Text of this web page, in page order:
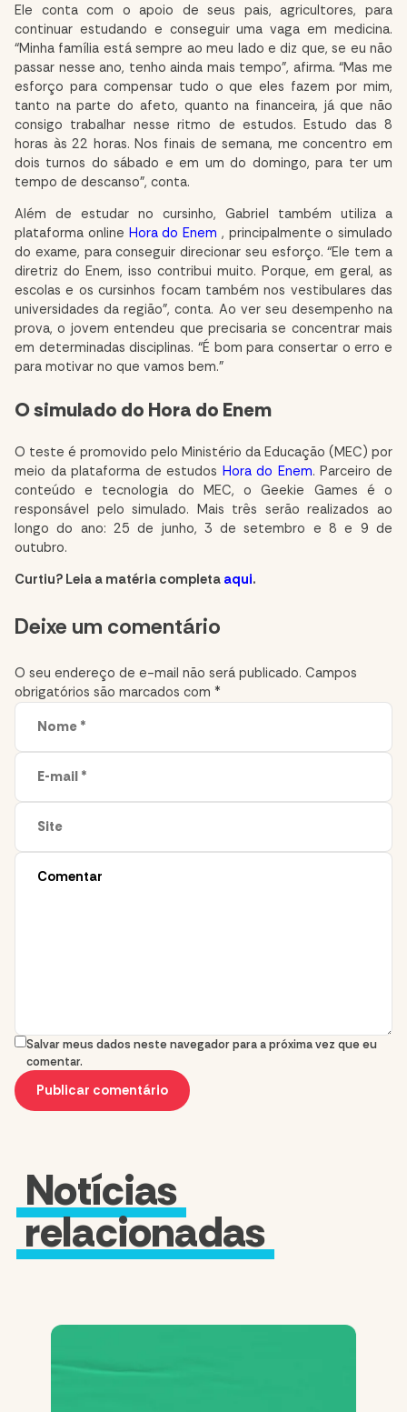
Ele conta com o apoio de seus pais, agricultores, para
continuar estudando e conseguir uma vaga em medicina.
“Minha família está sempre ao meu lado e diz que, se eu não
passar nesse ano, tenho ainda mais tempo”, afirma. “Mas me
esforço para compensar tudo o que eles fazem por mim,
tanto na parte do afeto, quanto na financeira, já que não
consigo trabalhar nesse ritmo de estudos. Estudo das 8
horas às 22 horas. Nos finais de semana, me concentro em
dois turnos do sábado e em um do domingo, para ter um
tempo de descanso”, conta.
Além de estudar no cursinho, Gabriel também utiliza a
plataforma online Hora do Enem , principalmente o simulado
do exame, para conseguir direcionar seu esforço. “Ele tem a
diretriz do Enem, isso contribui muito. Porque, em geral, as
escolas e os cursinhos focam também nos vestibulares das
universidades da região”, conta. Ao ver seu desempenho na
prova, o jovem entendeu que precisaria se concentrar mais
em determinadas disciplinas. “É bom para consertar o erro e
para motivar no que vamos bem.”
O simulado do Hora do Enem
O teste é promovido pelo Ministério da Educação (MEC) por
meio da plataforma de estudos Hora do Enem. Parceiro de
conteúdo e tecnologia do MEC, o Geekie Games é o
responsável pelo simulado. Mais três serão realizados ao
longo do ano: 25 de junho, 3 de setembro e 8 e 9 de
outubro.
Curtiu? Leia a matéria completa aqui.
Comment
section
Deixe um comentário
O seu endereço de e-mail não será publicado. Campos
obrigatórios são marcados com *
Salvar meus dados neste navegador para a próxima vez que eu
comentar.
Notícias
relacionadas